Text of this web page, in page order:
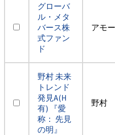
グローバ
ル・メタ
バース株
式ファン
ド
アモ
野村 未来
トレンド
発見A(H
有) 『愛
称： 先見
の明』
野村